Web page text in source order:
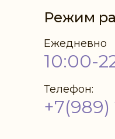
Режим
Ежедневно
Телефон:
10:00-